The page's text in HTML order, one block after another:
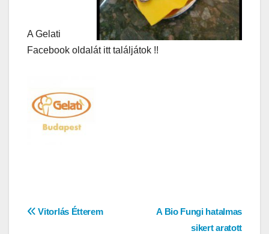
A Gelati
Facebook oldalát itt találjátok !!
Bejegyzés
A Bio Fungi hatalmas
sikert aratott
Vitorlás Étterem